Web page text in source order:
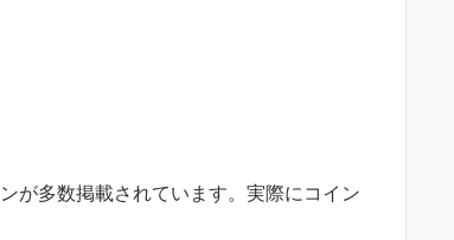
が多数掲載されています。実際にコイン